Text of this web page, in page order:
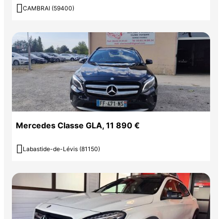
 CAMBRAI (59400)
Mercedes Classe GLA, 11 890 €
 Labastide-de-Lévis (81150)